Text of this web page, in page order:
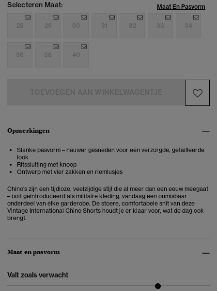
Selecteren Maat: Maat En Pasvorm
28 29 30 31 32 33 34
36 38 40
Opmerkingen
Slanke pasvorm – nauwer gesneden voor een verzorgde, getailleerde
look
Ritssluiting met knoop
Ontwerp met vier zakken en riemlusjes
Chino's zijn een tijdloze, veelzijdige stijl die al meer dan een eeuw meegaat
– ooit geïntroduceerd als militaire kleding, vandaag een onmisbaar
onderdeel van elke garderobe. De stoere, comfortabele snit van deze
Vintage International Chino Shorts houdt je er klaar voor, wat de dag ook
brengt.
Maat en pasvorm
Valt zoals verwacht